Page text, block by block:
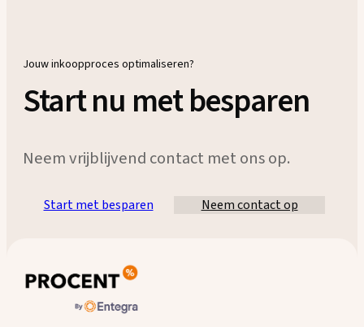
Jouw inkoopproces optimaliseren?
Start nu met besparen
Neem vrijblijvend contact met ons op.
Start met besparen Neem contact op